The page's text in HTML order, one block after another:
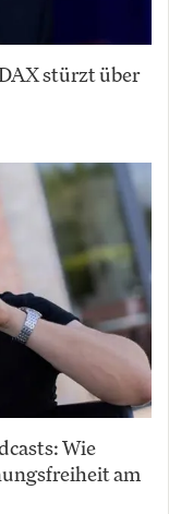
stürzt über
Wie
am